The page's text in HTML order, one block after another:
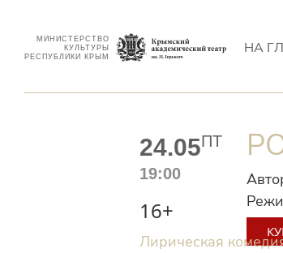
МИНИСТЕРСТВО
КУЛЬТУРЫ
РЕСПУБЛИКИ КРЫМ
НА
24.05ПТ
19:00
16+
Лирическая